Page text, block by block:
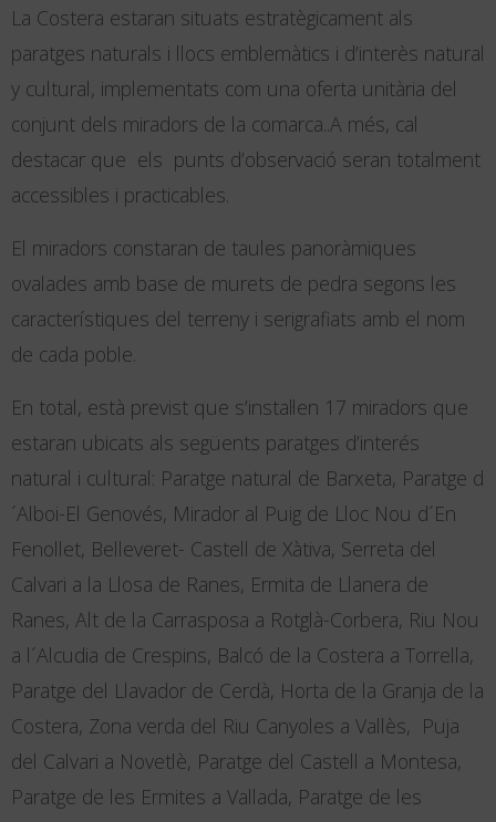
La Costera estaran situats estratègicament als
paratges naturals i llocs emblemàtics i d’interès natural
y cultural, implementats com una oferta unitària del
conjunt dels miradors de la comarca..A més, cal
destacar que els punts d’observació seran totalment
accessibles i practicables.
El miradors constaran de taules panoràmiques
ovalades amb base de murets de pedra segons les
característiques del terreny i serigrafiats amb el nom
de cada poble.
En total, està previst que s’instal·len 17 miradors que
estaran ubicats als següents paratges d’interés
natural i cultural: Paratge natural de Barxeta, Paratge d
´Alboi-El Genovés, Mirador al Puig de Lloc Nou d´En
Fenollet, Belleveret- Castell de Xàtiva, Serreta del
Calvari a la Llosa de Ranes, Ermita de Llanera de
Ranes, Alt de la Carrasposa a Rotglà-Corbera, Riu Nou
a l´Alcudia de Crespins, Balcó de la Costera a Torrella,
Paratge del Llavador de Cerdà, Horta de la Granja de la
Costera, Zona verda del Riu Canyoles a Vallès, Puja
del Calvari a Novetlè, Paratge del Castell a Montesa,
Paratge de les Ermites a Vallada, Paratge de les